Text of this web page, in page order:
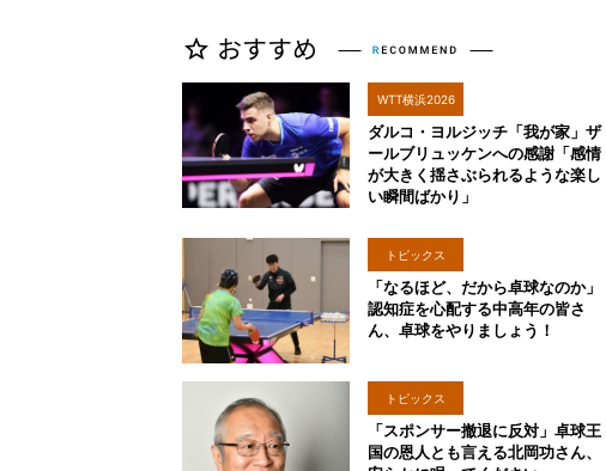
WTT横浜2026
ダルコ・ヨルジッチ「我が家」ザ
ールブリュッケンへの感謝「感情
が大きく揺さぶられるような楽し
い瞬間ばかり」
トピックス
「なるほど、だから卓球なのか」
認知症を心配する中高年の皆さ
ん、卓球をやりましょう！
トピックス
「スポンサー撤退に反対」卓球王
国の恩人とも言える北岡功さん、